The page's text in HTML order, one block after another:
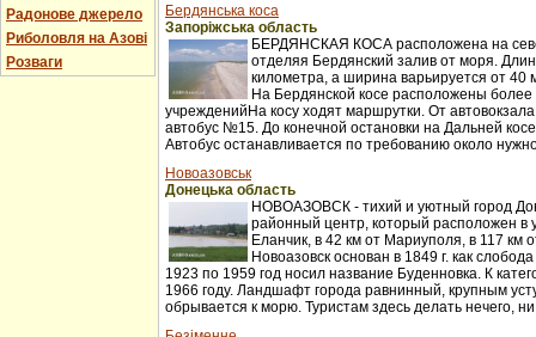
Радонове джерело
Риболовля на Азові
Розваги
Бердянська коса
Запоріжська область
БЕРДЯНСКАЯ КОСА расположена на
отделяя Бердянский залив от моря.
километра, а ширина варьируется от 40
На Бердянской косе расположены
учрежденийНа косу ходят маршрутки. От
автобус №15. До конечной остановки на Дальней
Автобус останавливается по требованию около
Новоазовськ
Донецька область
НОВОАЗОВСК - тихий и уютный город
районный центр, который расположен в
Еланчик, в 42 км от Мариуполя, в 117 км
Новоазовск основан в 1849 г. как
1923 по 1959 год носил название Буденновка. К
1966 году. Ландшафт города равнинный, крупным
обрывается к морю. Туристам здесь делать нечего,